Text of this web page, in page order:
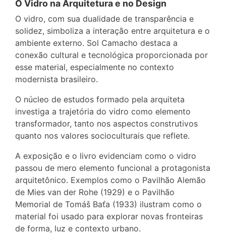
O Vidro na Arquitetura e no Design
O vidro, com sua dualidade de transparência e
solidez, simboliza a interação entre arquitetura e o
ambiente externo. Sol Camacho destaca a
conexão cultural e tecnológica proporcionada por
esse material, especialmente no contexto
modernista brasileiro.
O núcleo de estudos formado pela arquiteta
investiga a trajetória do vidro como elemento
transformador, tanto nos aspectos construtivos
quanto nos valores socioculturais que reflete.
A exposição e o livro evidenciam como o vidro
passou de mero elemento funcional a protagonista
arquitetônico. Exemplos como o Pavilhão Alemão
de Mies van der Rohe (1929) e o Pavilhão
Memorial de Tomáš Baťa (1933) ilustram como o
material foi usado para explorar novas fronteiras
de forma, luz e contexto urbano.